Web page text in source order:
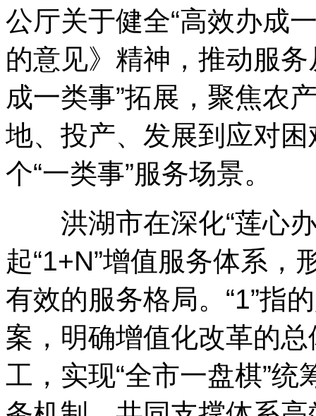
公厅关于健全“高效办成
的意见》精神，推动服务
成一类事”拓展，聚焦农
地、投产、发展到应对
个“一类事”服务场景。
洪湖市在深化“莲心办
起“1+N”增值服务体系，
有效的服务格局。“1”指
案，明确增值化改革的
工，实现“全市一盘棋”统